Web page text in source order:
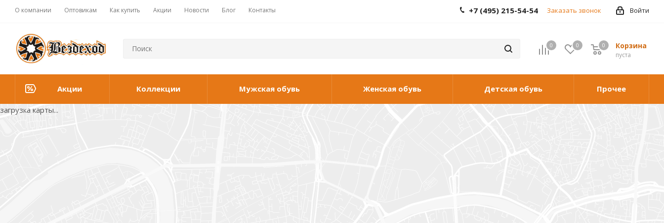
О компании Оптовикам Как купить Акции Новости Блог Контакты Войти
+7 (495) 215-54-54 Заказать звонок
0 0 Корзина
0
пуста
0
Акции Коллекции Мужская обувь Женская обувь Детская обувь Прочее
загрузка карты...